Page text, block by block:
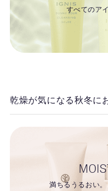
すべてのア
乾燥が気になる秋冬に
満ちるうるおい。